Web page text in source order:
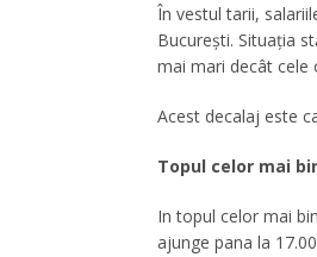
În vestul tarii,
București. Situația
mai mari decât cele
Acest decalaj este
Topul celor mai
In topul celor mai
ajunge pana la